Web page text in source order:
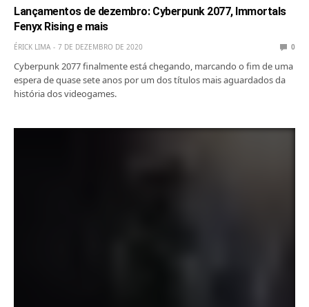
Lançamentos de dezembro: Cyberpunk 2077, Immortals
Fenyx Rising e mais
ÉRICK LIMA 7 DE DEZEMBRO DE 2020 0
Cyberpunk 2077 finalmente está chegando, marcando o fim de uma
espera de quase sete anos por um dos títulos mais aguardados da
história dos videogames.